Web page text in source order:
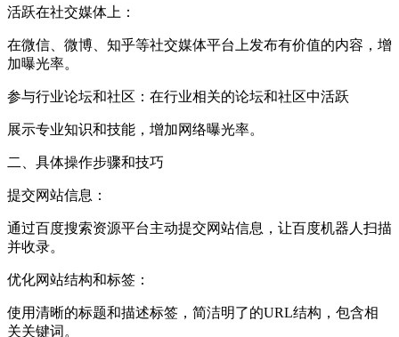
活跃在社交媒体上：
在微信、微博、知乎等社交媒体平台上发布有价值的内容，增
加曝光率。
参与行业论坛和社区：在行业相关的论坛和社区中活跃
展示专业知识和技能，增加网络曝光率。
二、具体操作步骤和技巧
提交网站信息：
通过百度搜索资源平台主动提交网站信息，让百度机器人扫描
并收录。
优化网站结构和标签：
使用清晰的标题和描述标签，简洁明了的URL结构，包含相
关关键词。